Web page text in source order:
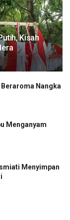
Kisah
Nangka
Menganyam
Menyimpan